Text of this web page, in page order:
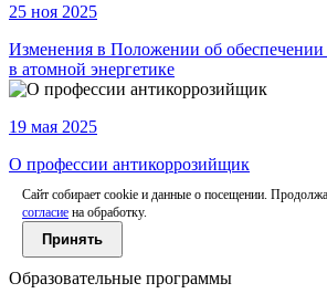
25 ноя 2025
Изменения в Положении об обеспечении
в атомной энергетике
19 мая 2025
О профессии антикоррозийщик
Сайт собирает cookie и данные о посещении.
согласие на обработку.
Принять
Образовательные программы